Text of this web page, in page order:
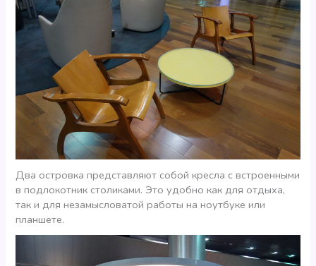
Два островка представляют собой кресла с встроенными
в подлокотник столиками. Это удобно как для отдыха,
так и для незамысловатой работы на ноутбуке или
планшете.